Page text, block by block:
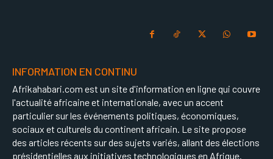
INFORMATION EN CONTINU
Afrikahabari.com est un site d'information en ligne qui couvre
l'actualité africaine et internationale, avec un accent
particulier sur les événements politiques, économiques,
sociaux et culturels du continent africain. Le site propose
des articles récents sur des sujets variés, allant des élections
présidentielles aux initiatives technologiques en Afrique.